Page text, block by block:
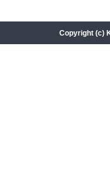
Copyright (c)